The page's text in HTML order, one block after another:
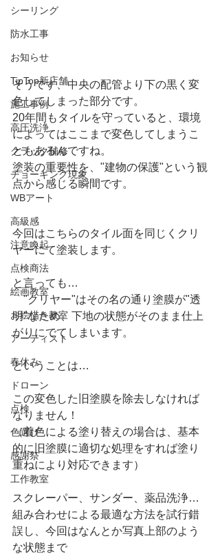
シーリング
防水工事
お知らせ
TipTop新店舗
施工事例
高圧洗浄
クラック補修
チョーキング現象
WBアート
高級感
注意喚起
点検商法
絵画教室
お絵描き教室
アーティスト
春休み
ドローン
点検
色選び
感謝祭
工作教室
そうです、中央の配管より下の黒く変
色してしまった部分です。
20年間もタイルを守っていると、環境
によってはここまで変色してしまうこ
ともあるんですね。
塗装の重要性を、"建物の保護"という観
点から感じる瞬間です。
今回はこちらのタイル面を同じくクリ
ヤーにて塗装します。
と言っても…
"クリヤー"はその名の通り塗膜が"透
明"なため、下地の状態がそのまま仕上
がりにでてしまいます。
ということは…
この変色した旧塗膜を除去しなければ
なりません！
（着色による塗り替えの場合は、基本
的に旧塗膜に適切な処理をすれば塗り
重ねにより対応できます）
スクレーパー、サンダー、薬品洗浄…
組み合わせによる最適な方法を試行錯
誤し、今回はなんとか写真上部のよう
な状態まで